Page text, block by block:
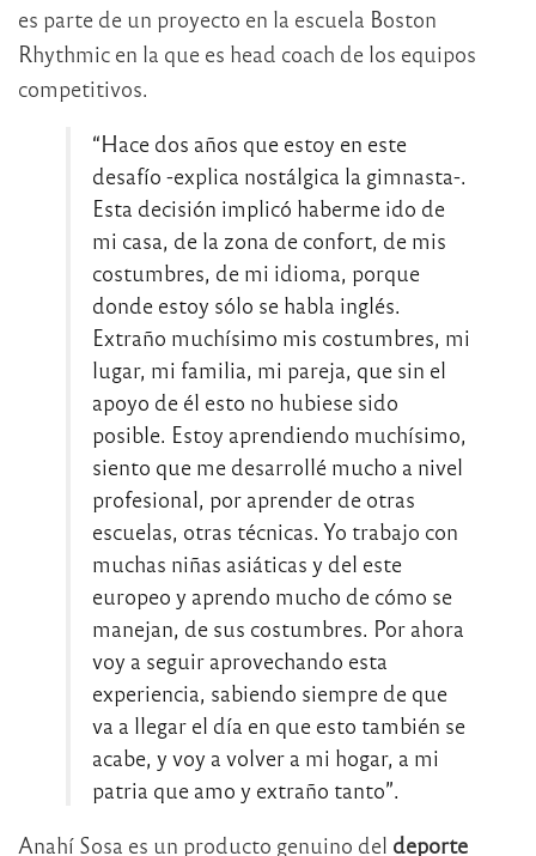
es parte de un proyecto en la escuela Boston
Rhythmic en la que es head coach de los equipos
competitivos.
“Hace dos años que estoy en este
desafío -explica nostálgica la gimnasta-.
Esta decisión implicó haberme ido de
mi casa, de la zona de confort, de mis
costumbres, de mi idioma, porque
donde estoy sólo se habla inglés.
Extraño muchísimo mis costumbres, mi
lugar, mi familia, mi pareja, que sin el
apoyo de él esto no hubiese sido
posible. Estoy aprendiendo muchísimo,
siento que me desarrollé mucho a nivel
profesional, por aprender de otras
escuelas, otras técnicas. Yo trabajo con
muchas niñas asiáticas y del este
europeo y aprendo mucho de cómo se
manejan, de sus costumbres. Por ahora
voy a seguir aprovechando esta
experiencia, sabiendo siempre de que
va a llegar el día en que esto también se
acabe, y voy a volver a mi hogar, a mi
patria que amo y extraño tanto”.
Anahí Sosa es un producto genuino del deporte